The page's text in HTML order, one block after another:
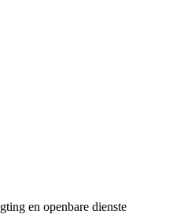
en openbare dienste